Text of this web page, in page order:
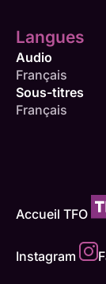
Langues
Audio
Français
Sous-titres
Français
Accueil TFO
Instagram